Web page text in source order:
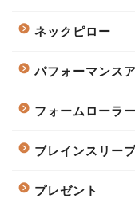
ネックピロー
パフォーマンス
フォームローラー
ブレインスリー
プレゼント